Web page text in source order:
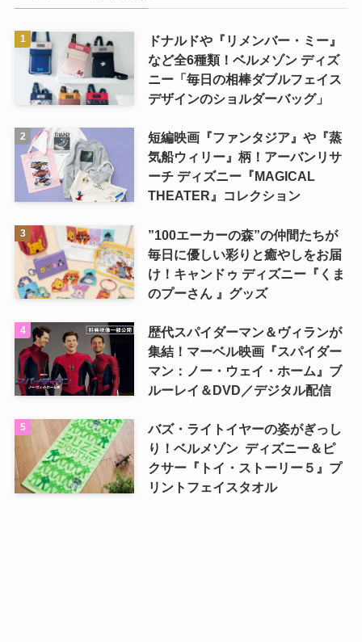
ドナルドや『リメンバー・ミー』
など全6種類！ベルメゾン ディズ
ニー「毎日の相棒ダブルフェイス
デザインのショルダーバッグ」
短編映画『ファンタジア』や『蒸
気船ウィリー』柄！アーバンリサ
ーチ ディズニー『MAGICAL
THEATER』コレクション
”100エーカーの森”の仲間たちが
毎日に優しい彩りと癒やしをお届
け！キャンドゥ ディズニー『くま
のプーさん 』グッズ
歴代スパイダーマン＆ヴィランが
集結！マーベル映画『スパイダー
マン：ノー・ウェイ・ホーム』ブ
ルーレイ＆DVD／デジタル配信
バズ・ライトイヤーの姿がぎっし
り！ベルメゾン ディズニー＆ピ
クサー『トイ・ストーリー５』プ
リントフェイスタオル